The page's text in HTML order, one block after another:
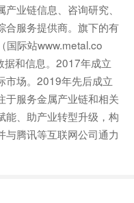
业链信息、咨询研究、
合服务提供商。旗下的有
国际站www.metal.co
据和信息。2017年成立
市场。2019年先后成立
于服务金属产业链和相关
能、助产业转型升级，构
与腾讯等互联网公司通力